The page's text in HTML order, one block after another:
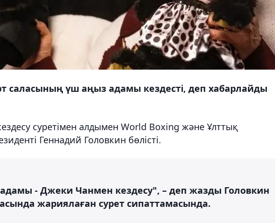
саласының үш аңыз адамы кездесті, деп хабарлайды
суретімен алдымен World Boxing және Ұлттық
Геннадий Головкин бөлісті.
- Джеки Чанмен кездесу", – деп жазды Головкин
жариялаған сурет сипаттамасында.